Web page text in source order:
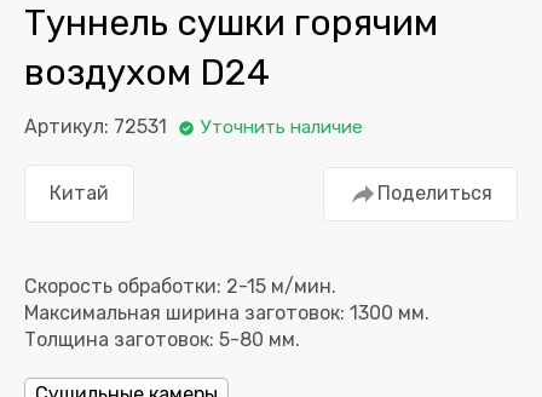
Туннель сушки горячим
воздухом D24
Артикул: 72531 Уточнить наличие
Китай Поделиться
Скорость обработки: 2-15 м/мин.
Максимальная ширина заготовок: 1300 мм.
Толщина заготовок: 5-80 мм.